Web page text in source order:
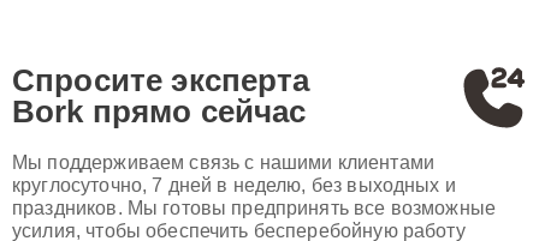
Спросите эксперта
Bork прямо сейчас
Мы поддерживаем связь с нашими клиентами
круглосуточно, 7 дней в неделю, без выходных и
праздников. Мы готовы предпринять все возможные
усилия, чтобы обеспечить бесперебойную работу